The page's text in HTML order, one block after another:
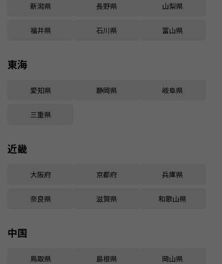
新潟県 長野県 山梨県
福井県 石川県 富山県
東海
愛知県 静岡県 岐阜県
三重県
近畿
大阪府 京都府 兵庫県
奈良県 滋賀県 和歌山県
中国
鳥取県 島根県 岡山県